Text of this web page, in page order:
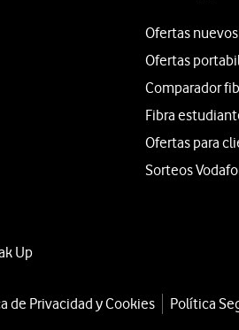
Up
Ofertas
Ofertas
Comparador
Fibra
Ofertas para
Sorteos
de Privacidad y Cookies Política